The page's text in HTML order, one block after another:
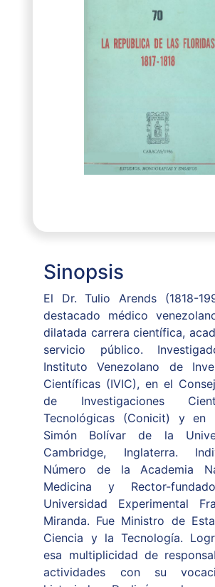
Sinopsis
El Dr. Tulio Arends (1818-
destacado médico
dilatada carrera científica,
servicio público.
Instituto Venezolano de
Científicas (IVIC), en el
de Investigaciones
Tecnológicas (Conicit) y en
Simón Bolívar de la
Cambridge, Inglaterra.
Número de la Academia
Medicina y Rector-
Universidad Experimental
Miranda. Fue Ministro de
Ciencia y la Tecnología.
esa multiplicidad de
actividades con su